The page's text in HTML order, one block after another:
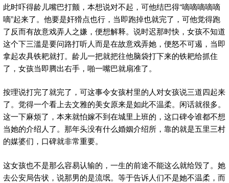
此时吓得龄儿嘴巴打颤，本想说对不起，可他结巴得“嘀嘀嘀嘀嘀
嘀”起来了。他要是奸猾点也行，当即跑掉也就完了，可他觉得跑
了反而有故意戏弄人之嫌，便想解释。说时迟那时快，女孩不知道
这个下三滥是要问路打听人而是在故意戏弄她，便怒不可遏，当即
拿起农具铁耙就打。龄儿一把就把往他脑袋打下来的铁耙给抓住
了，女孩当即腾出右手，啪一嘴巴就扇准了。
按理说打完了就完了，可这事令女孩村里的人对女孩说三道四起来
了。觉得一个看上去文雅的美女原来是如此不温柔。闲话就很多。
这一下麻烦了，本来就怕嫁不到在城里上班的，这口碑令谁都不想
当她的介绍人了。那年头没有什么婚姻介绍所，靠的就是五里三村
的媒婆们，口碑就非常重要。
这女孩也不是那么容易认输的，一生的前途不能这么就给毁了。她
去公安局告状，说那男的是流氓。等于告诉人们不是她不温柔，而